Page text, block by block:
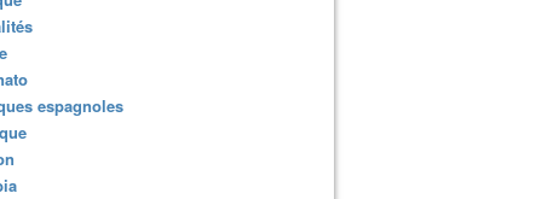
et fantasme d'effacement : enquête musicale par temps
espagnoles